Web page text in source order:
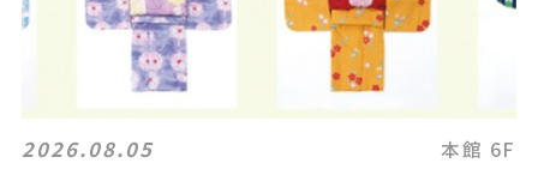
2026.08.05 本館 6F